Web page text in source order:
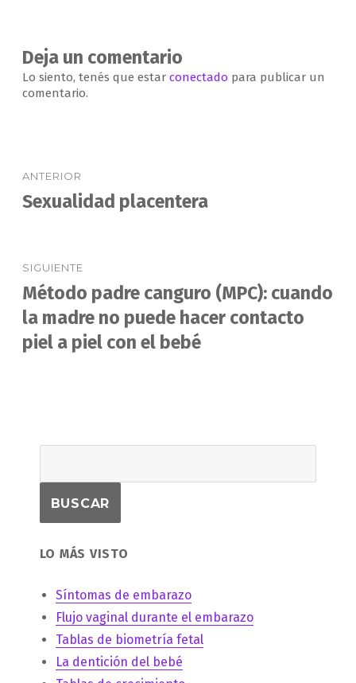
Deja un comentario
Lo siento, tenés que estar conectado para publicar un
comentario.
de
ANTERIOR
Entrada
Sexualidad placentera
SIGUIENTE
Entrada
siguiente:
Método padre canguro (MPC): cuando
la madre no puede hacer contacto
piel a piel con el bebé
LO MÁS VISTO
Síntomas de embarazo
Flujo vaginal durante el embarazo
Tablas de biometría fetal
La dentición del bebé